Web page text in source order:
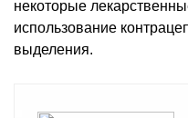
некоторые
использование
выделения.